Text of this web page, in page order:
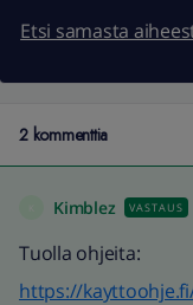
Etsi samasta
2 kommenttia
Kimblez VASTAUS
Tuolla ohjeita:
https://